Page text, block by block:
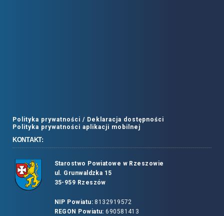
Polityka prywatności / Deklaracja dostępności
Polityka prywatności aplikacji mobilnej
KONTAKT:
Starostwo Powiatowe w Rzeszowie
ul. Grunwaldzka 15
35-959 Rzeszów
NIP Powiatu:8132919572
REGON Powiatu: 690581413